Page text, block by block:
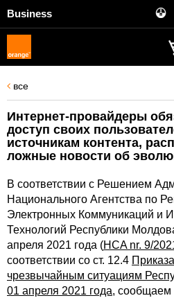
Business
все
Интернет-провайдеры
доступ своих
источникам контента,
ложные новости об
В соответствии с Решением
Национального Агентства по
Электронных Коммуникаций и
Технологий Республики
апреля 2021 года (HCA nr. 9/
соответствии со ст. 12.4
чрезвычайным ситуациям
01 апреля 2021 года, сообщаем